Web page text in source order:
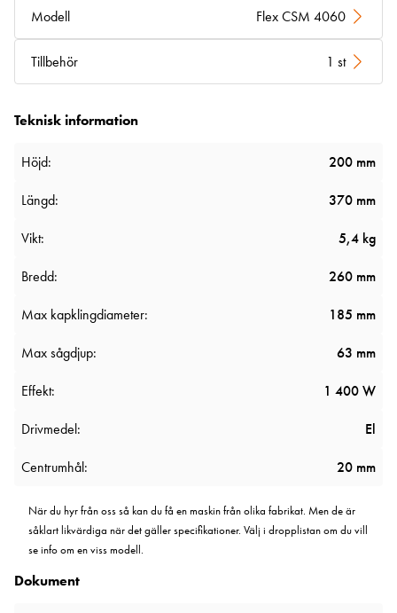
Modell Flex CSM 4060
Tillbehör 1 st
Teknisk information
Höjd: 200 mm
Längd: 370 mm
Vikt: 5,4 kg
Bredd: 260 mm
Max kapklingdiameter: 185 mm
Max sågdjup: 63 mm
Effekt: 1 400 W
Drivmedel: El
Centrumhål: 20 mm
När du hyr från oss så kan du få en maskin från olika fabrikat. Men de är
såklart likvärdiga när det gäller specifikationer. Välj i dropplistan om du vill
se info om en viss modell.
Dokument